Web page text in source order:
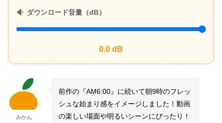
ダウンロード音量（dB）
0.0 dB
みかん
前作の『AM6:00』に続いて朝9時のフレッ
シュな始まり感をイメージしました！動画
の楽しい場面や明るいシーンにぴったり！